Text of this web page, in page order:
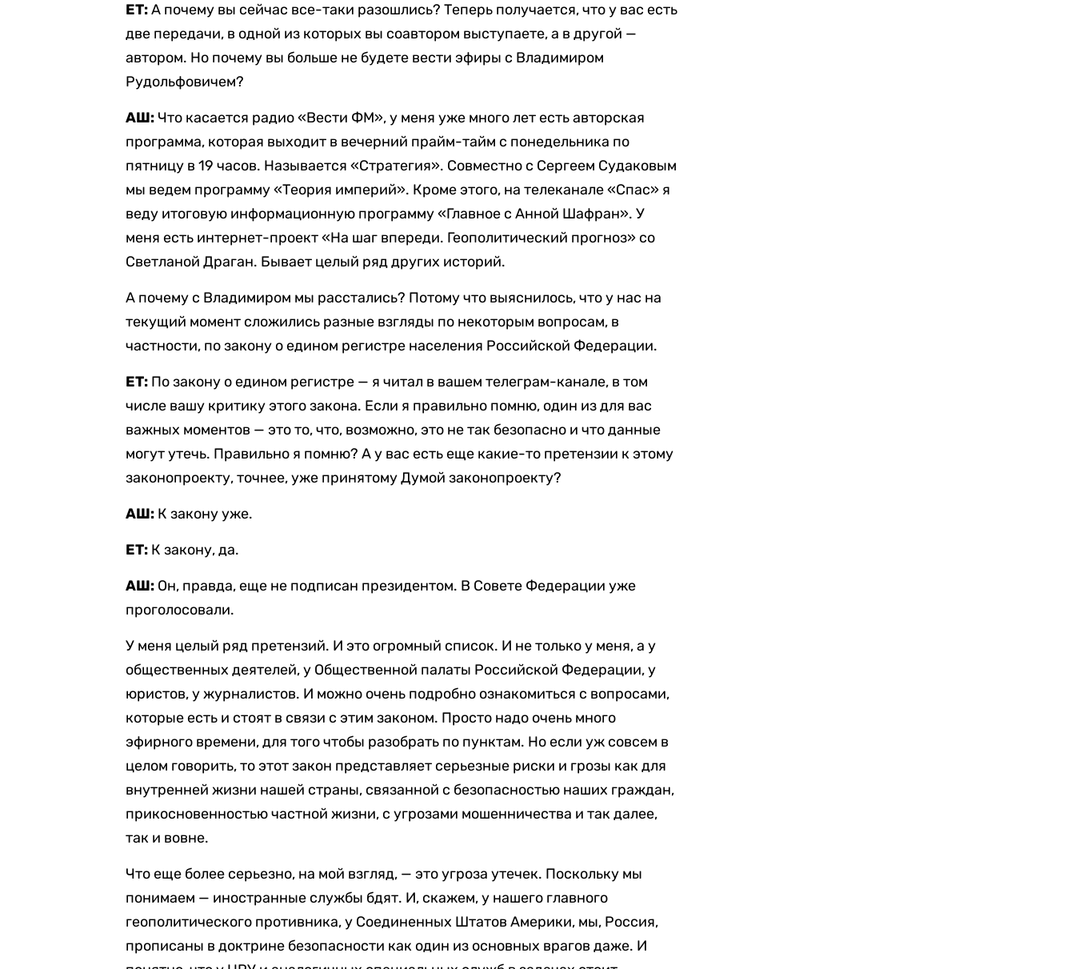
ЕТ:А почему вы сейчас все-таки разошлись? Теперь получается, что у вас есть
две передачи, в одной из которых вы соавтором выступаете, а в другой —
автором. Но почему вы больше не будете вести эфиры с Владимиром
Рудольфовичем?
АШ: Что касается радио «Вести ФМ», у меня уже много лет есть авторская
программа, которая выходит в вечерний прайм-тайм с понедельника по
пятницу в 19 часов. Называется «Стратегия». Совместно с Сергеем Судаковым
мы ведем программу «Теория империй». Кроме этого, на телеканале «Спас» я
веду итоговую информационную программу «Главное с Анной Шафран». У
меня есть интернет-проект «На шаг впереди. Геополитический прогноз» со
Светланой Драган. Бывает целый ряд других историй.
А почему с Владимиром мы расстались? Потому что выяснилось, что у нас на
текущий момент сложились разные взгляды по некоторым вопросам, в
частности, по закону о едином регистре населения Российской Федерации.
ЕТ: По закону о едином регистре — я читал в вашем телеграм-канале, в том
числе вашу критику этого закона. Если я правильно помню, один из для вас
важных моментов — это то, что, возможно, это не так безопасно и что данные
могут утечь. Правильно я помню? А у вас есть еще какие-то претензии к этому
законопроекту, точнее, уже принятому Думой законопроекту?
АШ: К закону уже.
ЕТ: К закону, да.
АШ: Он, правда, еще не подписан президентом. В Совете Федерации уже
проголосовали.
У меня целый ряд претензий. И это огромный список. И не только у меня, а у
общественных деятелей, у Общественной палаты Российской Федерации, у
юристов, у журналистов. И можно очень подробно ознакомиться с вопросами,
которые есть и стоят в связи с этим законом. Просто надо очень много
эфирного времени, для того чтобы разобрать по пунктам. Но если уж совсем в
целом говорить, то этот закон представляет серьезные риски и грозы как для
внутренней жизни нашей страны, связанной с безопасностью наших граждан,
прикосновенностью частной жизни, с угрозами мошенничества и так далее,
так и вовне.
Что еще более серьезно, на мой взгляд, — это угроза утечек. Поскольку мы
понимаем — иностранные службы бдят. И, скажем, у нашего главного
геополитического противника, у Соединенных Штатов Америки, мы, Россия,
прописаны в доктрине безопасности как один из основных врагов даже. И